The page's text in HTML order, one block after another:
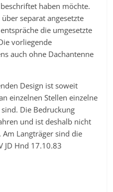
haben möchte.
separat angesetzte
die umgesetzte
vorliegende
auch ohne Dachantenne
Design ist soweit
einzelnen Stellen einzelne
Die Bedruckung
und ist deshalb nicht
Langträger sind die
JD Hnd 17.10.83